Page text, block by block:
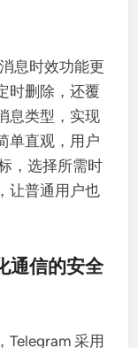
息时效功能更
时删除，还覆
息类型，实现
单直观，用户
，选择所需时
让普通用户也
通信的安全
Telegram 采用